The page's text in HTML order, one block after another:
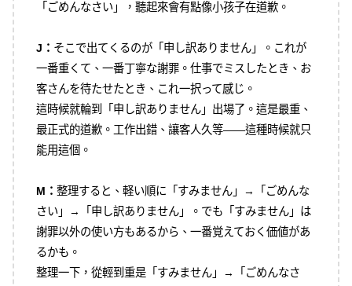
「ごめんなさい」，聽起來會有點像小孩子在道歉。
J： そこで出てくるのが「申し訳ありません」。これが
一番重くて、一番丁寧な謝罪。仕事でミスしたとき、お
客さんを待たせたとき、これ一択って感じ。
這時候就輪到「申し訳ありません」出場了。這是最重、
最正式的道歉。工作出錯、讓客人久等——這種時候就只
能用這個。
M： 整理すると、軽い順に「すみません」→「ごめんな
さい」→「申し訳ありません」。でも「すみません」は
謝罪以外の使い方もあるから、一番覚えておく価値があ
るかも。
整理一下，從輕到重是「すみません」→「ごめんなさ